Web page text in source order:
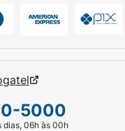
5000
dias, 06h às 00h